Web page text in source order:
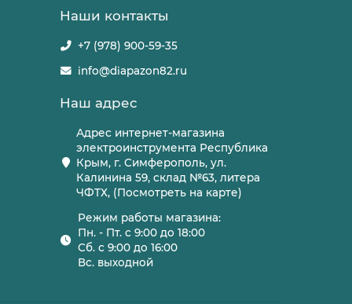
Наши контакты
+7 (978) 900-59-35
info@diapazon82.ru
Наш адрес
Адрес интернет-магазина
электроинструмента Республика
Крым, г. Симферополь, ул.
Калинина 59, склад №63, литера
ЧФТХ, (Посмотреть на карте)
Режим работы магазина:
Пн. - Пт. с 9:00 до 18:00
Сб. с 9:00 до 16:00
Вс. выходной